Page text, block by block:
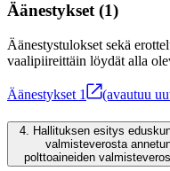
Äänestykset(1)
Äänestystulokset sekä
vaalipiireittäin löydät alla
Äänestykset 1 (avautuu
4.
Hallituksen esitys
valmisteverosta
polttoaineiden